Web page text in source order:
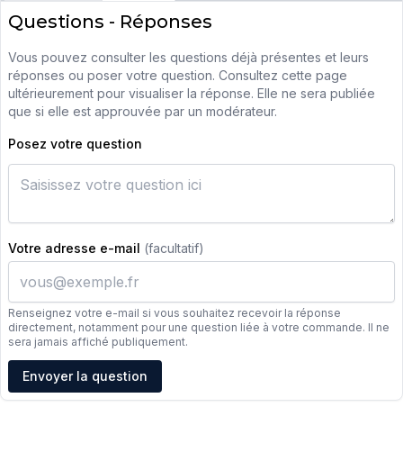
Questions - Réponses
Vous pouvez consulter les questions déjà présentes et leurs
réponses ou poser votre question. Consultez cette page
ultérieurement pour visualiser la réponse. Elle ne sera publiée
que si elle est approuvée par un modérateur.
Posez votre question
Votre adresse e-mail (facultatif)
Renseignez votre e-mail si vous souhaitez recevoir la réponse
directement, notamment pour une question liée à votre commande. Il ne
sera jamais affiché publiquement.
Adresse e-mail
Envoyer la question